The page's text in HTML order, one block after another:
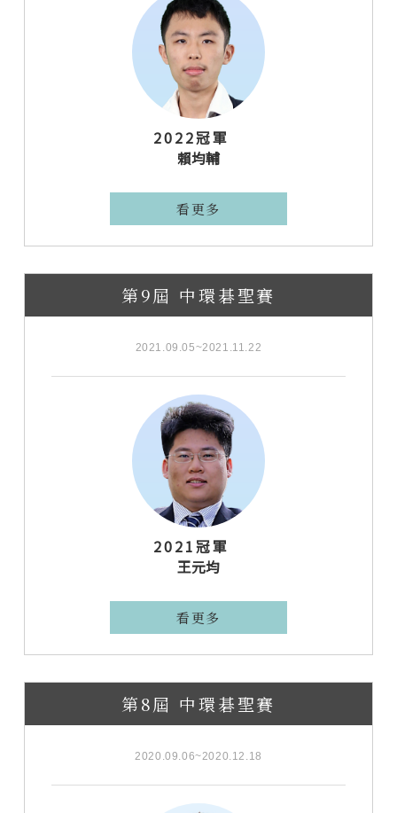
2022冠軍
賴均輔
看更多
第9屆 中環碁聖賽
2021.09.05~2021.11.22
2021冠軍
王元均
看更多
第8屆 中環碁聖賽
2020.09.06~2020.12.18